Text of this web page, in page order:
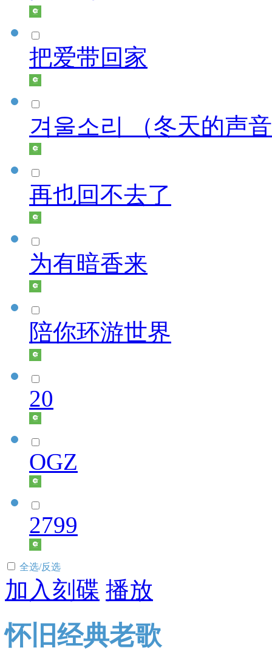
把爱带回家
겨울소리 （冬天的声
再也回不去了
为有暗香来
陪你环游世界
20
OGZ
2799
全选/反选
加入刻碟 播放
怀旧经典老歌